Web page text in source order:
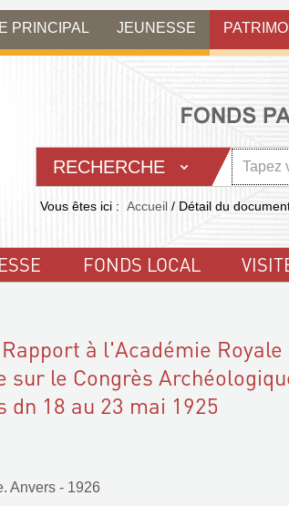
PRINCIPAL JEUNESSE
RECHERCHE
Vous êtes ici : Accueil / Détail du
FONDS LOCAL
à l'Académie
sur le Congrès
dn 18 au 23 mai 1925
Anvers - 1926